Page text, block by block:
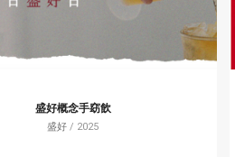
盛好概念手窈飲
盛好 / 2025